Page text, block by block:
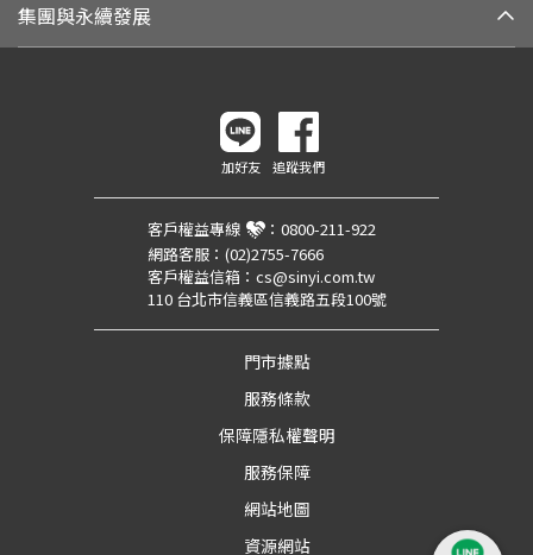
集團與永續發展
加好友 追蹤我們
客戶權益專線 ： 0800-211-922
網路客服： (02)2755-7666
客戶權益信箱： cs@sinyi.com.tw
110 台北市信義區信義路五段100號
門市據點
服務條款
保障隱私權聲明
服務保障
網站地圖
資源網站